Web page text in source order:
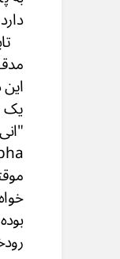
یک